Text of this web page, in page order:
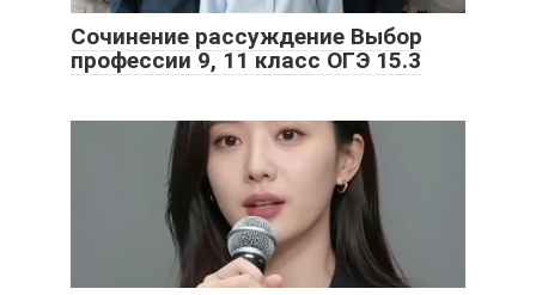
Сочинение рассуждение Выбор
профессии 9, 11 класс ОГЭ 15.3